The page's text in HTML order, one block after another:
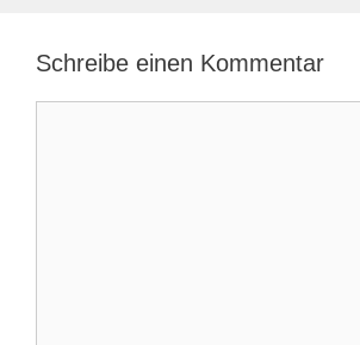
Schreibe einen Kommentar